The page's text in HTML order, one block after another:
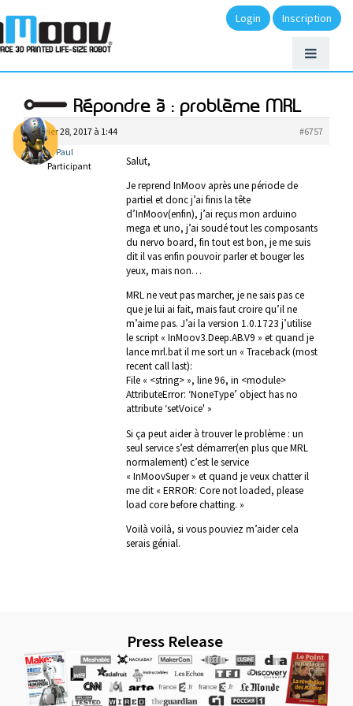
Login Inscription
Répondre à : problème MRL
janvier 28, 2017 à 1:44
#6757
Paul
Participant
Salut,
Je reprend InMoov après une période de
partiel et donc j’ai finis la tête
d’InMoov(enfin), j’ai reçus mon arduino
mega et uno, j’ai soudé tout les composants
du nervo board, fin tout est bon, je me suis
dit il vas enfin pouvoir parler et bouger les
yeux, mais non…
MRL ne veut pas marcher, je ne sais pas ce
que je lui ai fait, mais faut croire qu’il ne
m’aime pas. J’ai la version 1.0.1723 j’utilise
le script « InMoov3.Deep.AB.V9 » et quand je
lance mrl.bat il me sort un « Traceback (most
recent call last):
File « <string> », line 96, in <module>
AttributeError: ‘NoneType’ object has no
attribute ‘setVoice' »
Si ça peut aider à trouver le problème : un
seul service s’est démarrer(en plus que MRL
normalement) c’est le service
« InMoovSuper » et quand je veux chatter il
me dit « ERROR: Core not loaded, please
load core before chatting. »
Voilà voilà, si vous pouviez m’aider cela
serais génial.
Press Release